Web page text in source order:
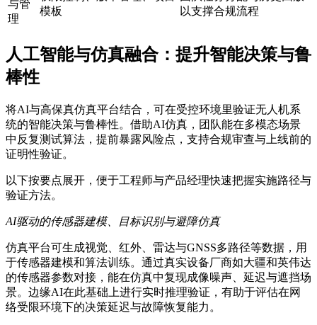
与管
理
模板
以支撑合规流程
人工智能与仿真融合：提升智能决策与鲁
棒性
将AI与高保真仿真平台结合，可在受控环境里验证无人机系
统的智能决策与鲁棒性。借助AI仿真，团队能在多模态场景
中反复测试算法，提前暴露风险点，支持合规审查与上线前的
证明性验证。
以下按要点展开，便于工程师与产品经理快速把握实施路径与
验证方法。
AI驱动的传感器建模、目标识别与避障仿真
仿真平台可生成视觉、红外、雷达与GNSS多路径等数据，用
于传感器建模和算法训练。通过真实设备厂商如大疆和英伟达
的传感器参数对接，能在仿真中复现成像噪声、延迟与遮挡场
景。边缘AI在此基础上进行实时推理验证，有助于评估在网
络受限环境下的决策延迟与故障恢复能力。